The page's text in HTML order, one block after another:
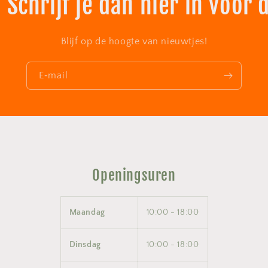
Blijf op de hoogte van nieuwtjes!
E‑mail
Openingsuren
Maandag 10:00 - 18:00
Dinsdag 10:00 - 18:00